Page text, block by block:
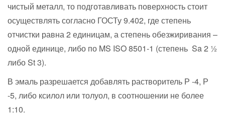
чистый металл, то подготавливать поверхность стоит
осуществлять согласно ГОСТу 9.402, где степень
отчистки равна 2 единицам, а степень обезжиривания –
одной единице, либо по MS ISO 8501-1 (степень Sa 2 ½
либо St 3).
В эмаль разрешается добавлять растворитель Р -4, Р
-5, либо ксилол или толуол, в соотношении не более
1:10.